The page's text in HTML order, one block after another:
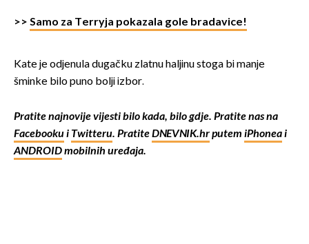
>> Samo za Terryja pokazala gole bradavice!
Kate je odjenula dugačku zlatnu haljinu stoga bi manje
šminke bilo puno bolji izbor.
Pratite najnovije vijesti bilo kada, bilo gdje. Pratite nas na
Facebookui Twitteru. PratiteDNEVNIK.hrputem iPhoneai
ANDROIDmobilnih uređaja.